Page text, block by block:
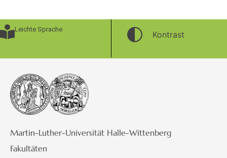
Leichte Sprache
Kontrast
Martin-Luther-Universität Halle-Wittenberg
Fakultäten